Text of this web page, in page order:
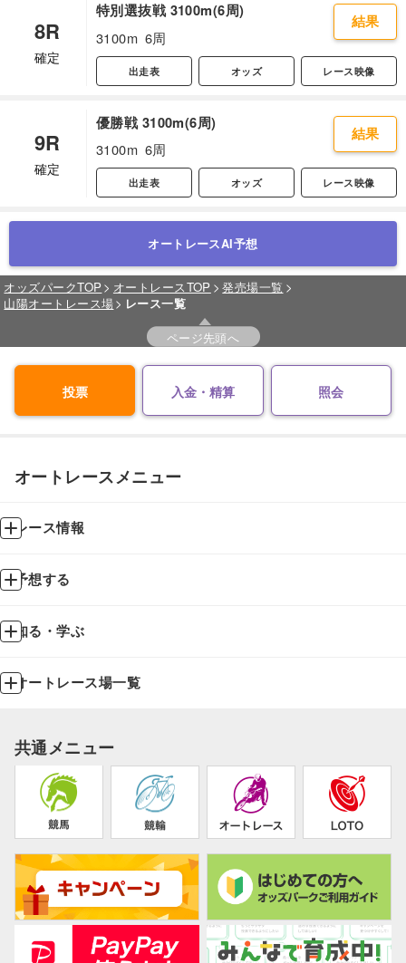
8R
確定
特別選抜戦 3100m(6周)
3100m 6周
結果
出走表 オッズ レース映像
9R
確定
優勝戦 3100m(6周)
3100m 6周
結果
出走表 オッズ レース映像
オートレースAI予想
オッズパークTOP オートレースTOP
発売場一覧
山陽オートレース場
レース一覧
ページ先頭へ
投票 入金・精算 照会
オートレースメニュー
レース情報
予想する
知る・学ぶ
オートレース場一覧
共通メニュー